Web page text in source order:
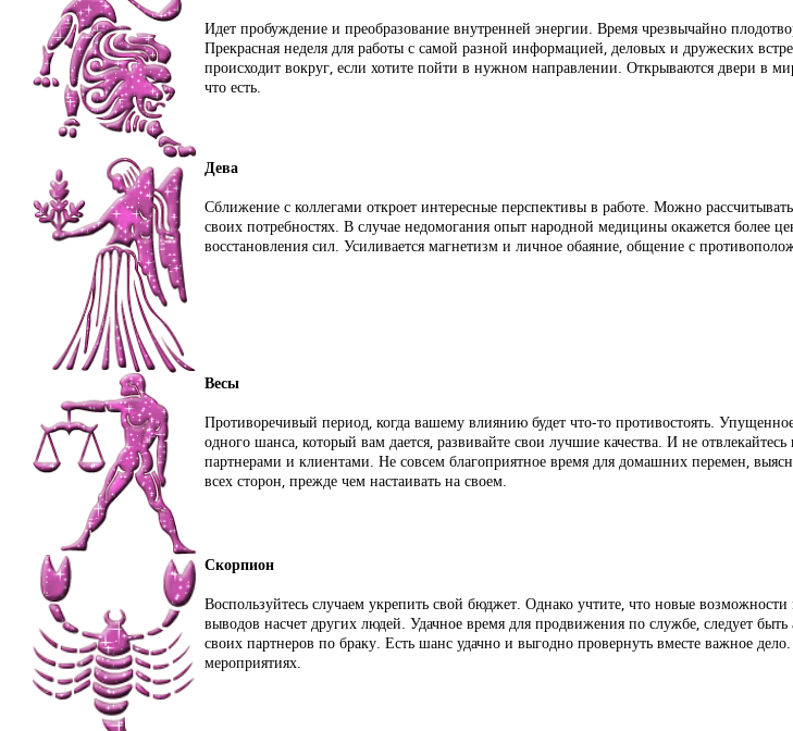
Идет пробуждение и преобразование внутренней энергии. Время чрезвычайно
Прекрасная неделя для работы с самой разной информацией, деловых и дружеских
происходит вокруг, если хотите пойти в нужном направлении. Открываются двери в
что есть.
Дева
Сближение с коллегами откроет интересные перспективы в работе. Можно
своих потребностях. В случае недомогания опыт народной медицины окажется более
восстановления сил. Усиливается магнетизм и личное обаяние, общение с
Весы
Противоречивый период, когда вашему влиянию будет что-то противостоять.
одного шанса, который вам дается, развивайте свои лучшие качества. И не
партнерами и клиентами. Не совсем благоприятное время для домашних перемен,
всех сторон, прежде чем настаивать на своем.
Скорпион
Воспользуйтесь случаем укрепить свой бюджет. Однако учтите, что новые
выводов насчет других людей. Удачное время для продвижения по службе, следует
своих партнеров по браку. Есть шанс удачно и выгодно провернуть вместе важное
мероприятиях.